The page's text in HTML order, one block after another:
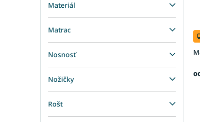
Materiál
Matrac
Nosnosť
Nožičky
Rošt